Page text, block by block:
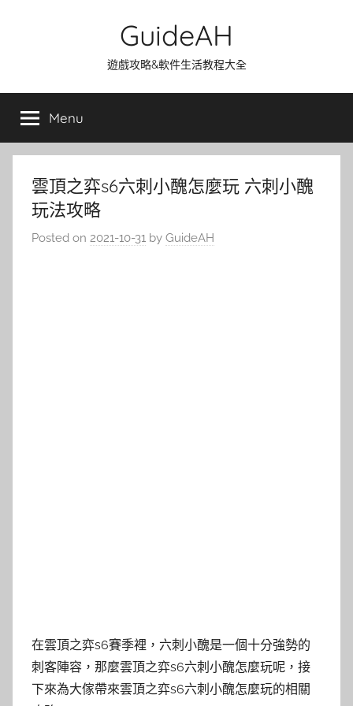
GuideAH
遊戲攻略&軟件生活教程大全
Menu
雲頂之弈s6六刺小醜怎麼玩 六刺小醜
玩法攻略
Posted on 2021-10-31 by GuideAH
在雲頂之弈s6賽季裡，六刺小醜是一個十分強勢的
刺客陣容，那麼雲頂之弈s6六刺小醜怎麼玩呢，接
下來為大傢帶來雲頂之弈s6六刺小醜怎麼玩的相關